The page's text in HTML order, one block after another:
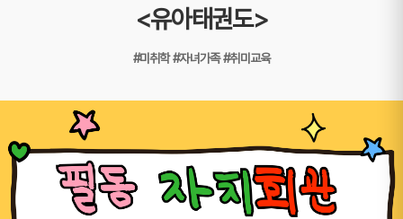
<유아태권도>
#미취학#자녀가족#취미교육